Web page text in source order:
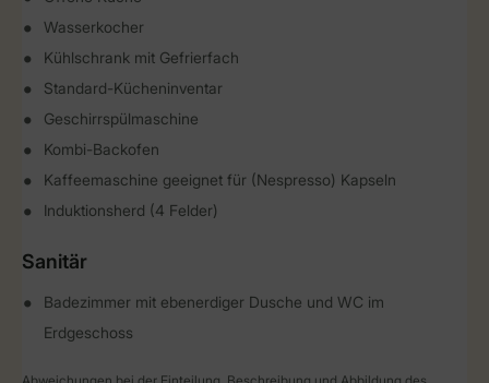
Wasserkocher
Kühlschrank mit Gefrierfach
Standard-Kücheninventar
Geschirrspülmaschine
Kombi-Backofen
Kaffeemaschine geeignet für (Nespresso) Kapseln
Induktionsherd (4 Felder)
Sanitär
Badezimmer mit ebenerdiger Dusche und WC im
Erdgeschoss